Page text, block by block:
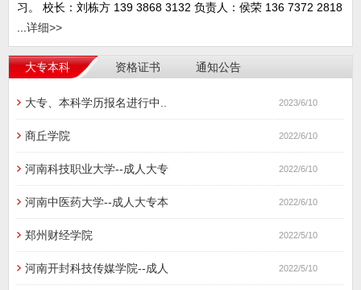
习。 校长：刘栋方 139 3868 3132 负责人：侯荣 136 7372 2818
...详细>>
大专本科 资格证书 通知公告
大专、本科学历报名进行中.. 2023/6/10
商丘学院 2022/6/10
河南科技职业大学--成人大专 2022/6/10
河南中医药大学--成人大专本 2022/6/10
郑州财经学院 2022/5/10
河南开封科技传媒学院--成人 2022/5/10